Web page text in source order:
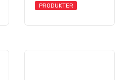
PRODUKTER